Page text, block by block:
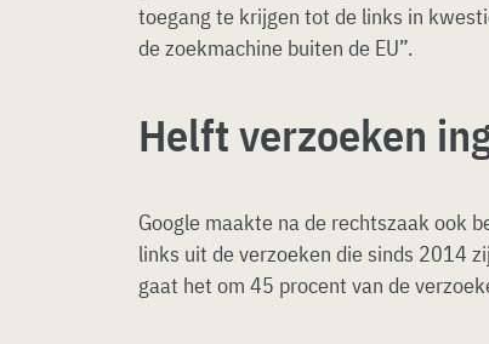
toegang te krijgen tot de links in
de zoekmachine buiten de EU”.
Helft verzoeken
Google maakte na de rechtszaak ook
links uit de verzoeken die sinds 2014
gaat het om 45 procent van de